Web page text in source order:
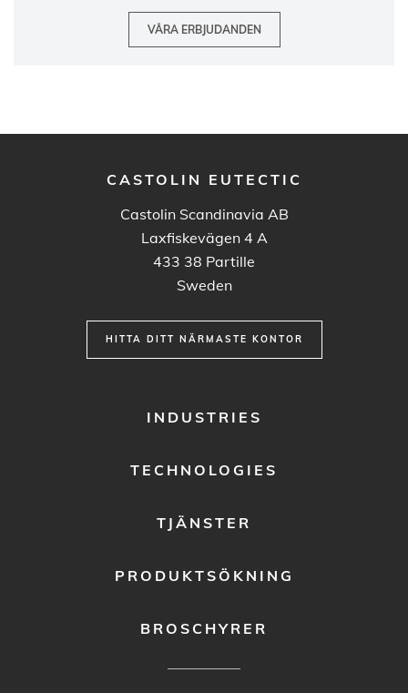
VÅRA ERBJUDANDEN
CASTOLIN EUTECTIC
Castolin Scandinavia AB
Laxfiskevägen 4 A
433 38 Partille
Sweden
HITTA DITT NÄRMASTE KONTOR
INDUSTRIES
TECHNOLOGIES
TJÄNSTER
PRODUKTSÖKNING
BROSCHYRER